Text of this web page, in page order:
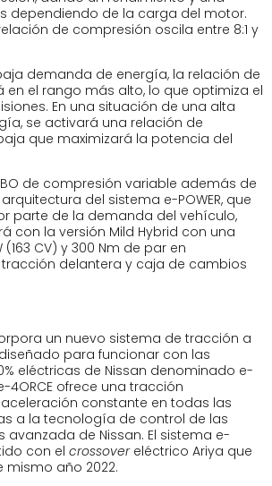
dependiendo de la carga del motor.
de compresión oscila entre 8:1 y
demanda de energía, la relación de
en el rango más alto, lo que optimiza el
En una situación de una alta
se activará una relación de
que maximizará la potencia del
de compresión variable además de
del sistema e-POWER, que
parte de la demanda del vehículo,
con la versión Mild Hybrid con una
(163 CV) y 300 Nm de par en
delantera y caja de cambios
un nuevo sistema de tracción a
para funcionar con las
eléctricas de Nissan denominado e-
4ORCE ofrece una tracción
constante en todas las
a la tecnología de control de las
de Nissan. El sistema e-
con el crossovereléctrico Ariya que
mismo año 2022.